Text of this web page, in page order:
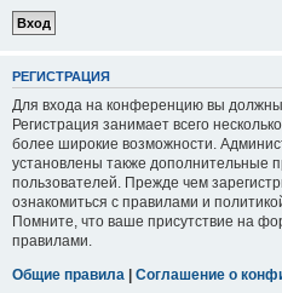
РЕГИСТРАЦИЯ
Для входа на конференцию вы должны
Регистрация занимает всего
более широкие возможности.
установлены также дополнительные
пользователей. Прежде чем
ознакомиться с правилами и
Помните, что ваше присутствие на
правилами.
Общие правила | Соглашение о